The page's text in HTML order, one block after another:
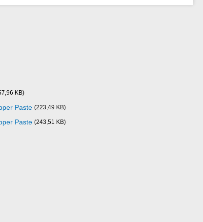
KB)
Paste (223,49 KB)
Paste (243,51 KB)